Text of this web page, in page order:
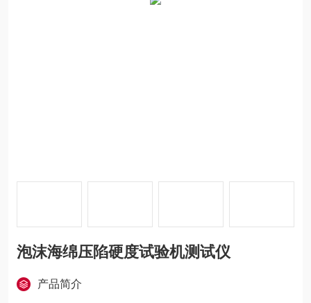
泡沫海绵压陷硬度试验机测试仪
产品简介